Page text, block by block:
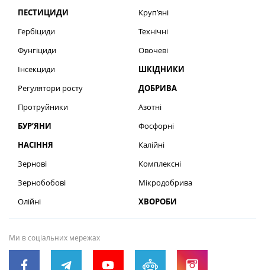
ПЕСТИЦИДИ
Гербіциди
Фунгіциди
Інсекциди
Регулятори росту
Протруйники
БУР’ЯНИ
НАСІННЯ
Зернові
Зернобобові
Олійні
Круп’яні
Технічні
Овочеві
ШКІДНИКИ
ДОБРИВА
Азотні
Фосфорні
Калійні
Комплексні
Мікродобрива
ХВОРОБИ
Ми в соціальних мережах